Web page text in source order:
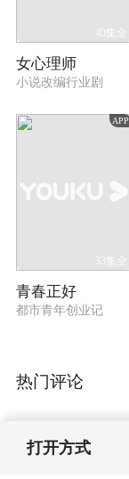
40集全
女心理师
小说改编行业剧
APP
33集全
青春正好
都市青年创业记
热门评论
打开方式